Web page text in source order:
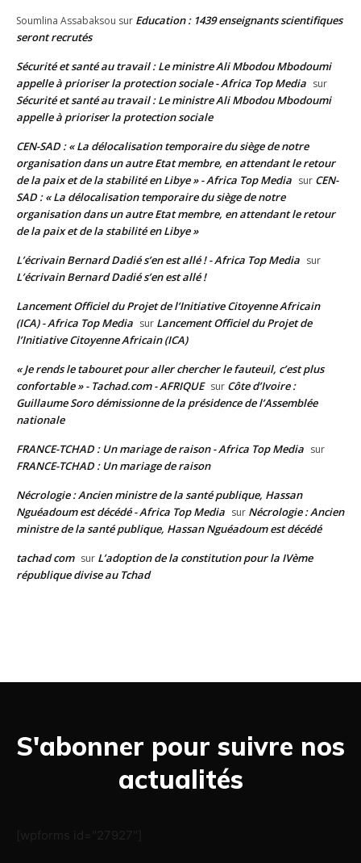
Soumlina Assabaksou sur Education : 1439 enseignants scientifiques
seront recrutés
Sécurité et santé au travail : Le ministre Ali Mbodou Mbodoumi
appelle à prioriser la protection sociale - Africa Top Media sur
Sécurité et santé au travail : Le ministre Ali Mbodou Mbodoumi
appelle à prioriser la protection sociale
CEN-SAD : « La délocalisation temporaire du siège de notre
organisation dans un autre Etat membre, en attendant le retour
de la paix et de la stabilité en Libye » - Africa Top Media sur CEN-
SAD : « La délocalisation temporaire du siège de notre
organisation dans un autre Etat membre, en attendant le retour
de la paix et de la stabilité en Libye »
L’écrivain Bernard Dadié s’en est allé ! - Africa Top Media sur
L’écrivain Bernard Dadié s’en est allé !
Lancement Officiel du Projet de l’Initiative Citoyenne Africain
(ICA) - Africa Top Media sur Lancement Officiel du Projet de
l’Initiative Citoyenne Africain (ICA)
« Je rends le tabouret pour aller chercher le fauteuil, c’est plus
confortable » - Tachad.com - AFRIQUE sur Côte d’Ivoire :
Guillaume Soro démissionne de la présidence de l’Assemblée
nationale
FRANCE-TCHAD : Un mariage de raison - Africa Top Media sur
FRANCE-TCHAD : Un mariage de raison
Nécrologie : Ancien ministre de la santé publique, Hassan
Nguéadoum est décédé - Africa Top Media sur Nécrologie : Ancien
ministre de la santé publique, Hassan Nguéadoum est décédé
tachad com sur L’adoption de la constitution pour la IVème
république divise au Tchad
S'abonner pour suivre nos
actualités
[wpforms id="27927"]